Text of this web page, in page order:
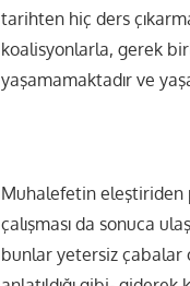
tarihten hiç ders
koalisyonlarla, gerek
yaşamamaktadır ve
Muhalefetin eleştiriden
çalışması da sonuca
bunlar yetersiz çabalar